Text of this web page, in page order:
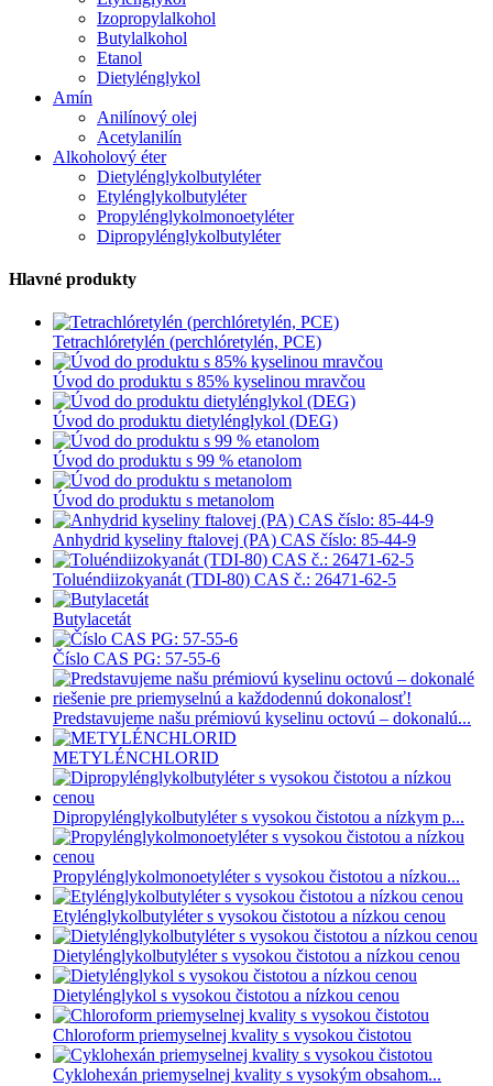
Izopropylalkohol
Butylalkohol
Etanol
Dietylénglykol
Amín
Anilínový olej
Acetylanilín
Alkoholový éter
Dietylénglykolbutyléter
Etylénglykolbutyléter
Propylénglykolmonoetyléter
Dipropylénglykolbutyléter
Hlavné produkty
Tetrachlóretylén (perchlóretylén, PCE)
Úvod do produktu s 85% kyselinou mravčou
Úvod do produktu dietylénglykol (DEG)
Úvod do produktu s 99 % etanolom
Úvod do produktu s metanolom
Anhydrid kyseliny ftalovej (PA) CAS číslo: 85-44-9
Toluéndiizokyanát (TDI-80) CAS č.: 26471-62-5
Butylacetát
Číslo CAS PG: 57-55-6
Predstavujeme našu prémiovú kyselinu octovú – dokonalú...
METYLÉNCHLORID
Dipropylénglykolbutyléter s vysokou čistotou a nízkym p...
Propylénglykolmonoetyléter s vysokou čistotou a nízkou...
Etylénglykolbutyléter s vysokou čistotou a nízkou cenou
Dietylénglykolbutyléter s vysokou čistotou a nízkou cenou
Dietylénglykol s vysokou čistotou a nízkou cenou
Chloroform priemyselnej kvality s vysokou čistotou
Cyklohexán priemyselnej kvality s vysokým obsahom...